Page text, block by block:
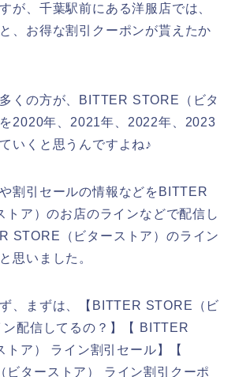
が、千葉駅前にある洋服店では、
、お得な割引クーポンが貰えたか
くの方が、BITTER STORE（ビタ
2020年、2021年、2022年、2023
いくと思うんですよね♪
割引セールの情報などをBITTER
トア）のお店のラインなどで配信し
STORE（ビターストア）のライン
思いました。
、まずは、【BITTER STORE（ビ
ン配信してるの？】【 BITTER
トア） ライン割引セール】【
ビターストア） ライン割引クーポ